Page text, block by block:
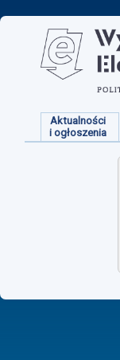
Aktualności
i ogłoszenia